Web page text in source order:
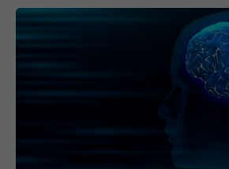
Poate influența prima relație
îmbătrânește creierul?
14 iun 2026, 18:00